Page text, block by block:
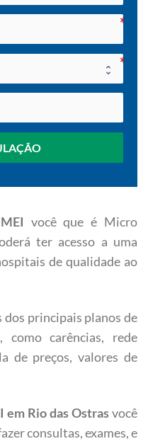
você que é Micro
ter acesso a uma
de qualidade ao
principais planos de
, como carências, rede
de preços, valores de
em Rio das Ostrasvocê
consultas, exames, e